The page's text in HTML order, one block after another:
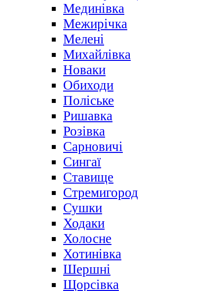
Мединівка
Межирічка
Мелені
Михайлівка
Новаки
Обиходи
Поліське
Ришавка
Розівка
Сарновичі
Сингаї
Ставище
Стремигород
Сушки
Ходаки
Холосне
Хотинівка
Шершні
Щорсівка